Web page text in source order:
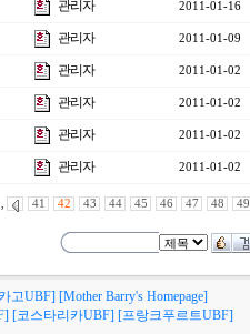
관리자 2011-01-16
관리자 2011-01-09
관리자 2011-01-02
관리자 2011-01-02
관리자 2011-01-02
관리자 2011-01-02
41 42 43 44 45 46 47 48 49
고UBF] [Mother Barry's Homepage]
[코스타리카UBF] [프랑크푸르트UBF]